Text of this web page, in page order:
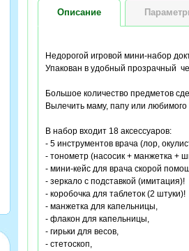
Описание
Недорогой игровой мини-набор
Упакован в удобный прозрачный
Большое количество предметов
Вылечить маму, папу или любимого
В набор входит 18 аксессуаров:
- 5 инструментов врача (лор,
- тонометр (насосик + манжетка +
- мини-кейс для врача скорой
- зеркало с подставкой (имитация)!
- коробочка для таблеток (2 штуки)!
- манжетка для капельницы,
- флакон для капельницы,
- гирьки для весов,
- стетоскоп,